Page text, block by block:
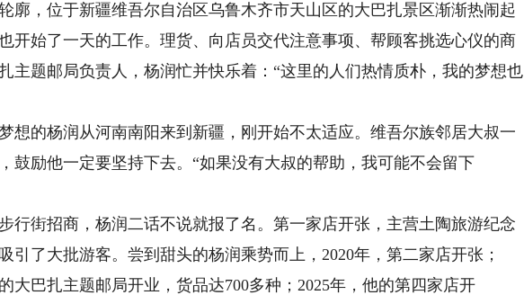
，位于新疆维吾尔自治区乌鲁木齐市天山区的大巴扎景区渐渐热闹起
开始了一天的工作。理货、向店员交代注意事项、帮顾客挑选心仪的商
题邮局负责人，杨润忙并快乐着：“这里的人们热情质朴，我的梦想也
的杨润从河南南阳来到新疆，刚开始不太适应。维吾尔族邻居大叔一
鼓励他一定要坚持下去。“如果没有大叔的帮助，我可能不会留下
街招商，杨润二话不说就报了名。第一家店开张，主营土陶旅游纪念
引了大批游客。尝到甜头的杨润乘势而上，2020年，第二家店开张；
大巴扎主题邮局开业，货品达700多种；2025年，他的第四家店开